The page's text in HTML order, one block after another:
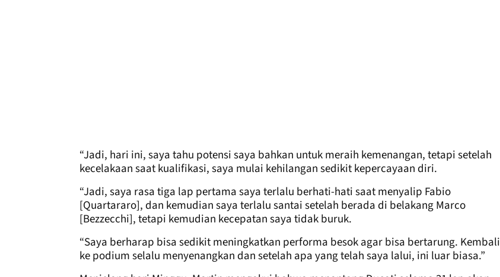
“Jadi, hari ini, saya tahu potensi saya bahkan untuk meraih kemenangan, tetapi setelah
kecelakaan saat kualifikasi, saya mulai kehilangan sedikit kepercayaan diri.
“Jadi, saya rasa tiga lap pertama saya terlalu berhati-hati saat menyalip Fabio
[Quartararo], dan kemudian saya terlalu santai setelah berada di belakang Marco
[Bezzecchi], tetapi kemudian kecepatan saya tidak buruk.
“Saya berharap bisa sedikit meningkatkan performa besok agar bisa bertarung. Kembali
ke podium selalu menyenangkan dan setelah apa yang telah saya lalui, ini luar biasa.”